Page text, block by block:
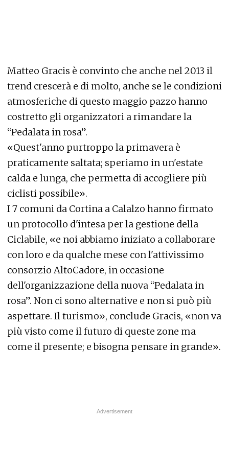
Matteo Gracis è convinto che anche nel 2013 il
trend crescerà e di molto, anche se le condizioni
atmosferiche di questo maggio pazzo hanno
costretto gli organizzatori a rimandare la
“Pedalata in rosa”.
«Quest'anno purtroppo la primavera è
praticamente saltata; speriamo in un'estate
calda e lunga, che permetta di accogliere più
ciclisti possibile».
I 7 comuni da Cortina a Calalzo hanno firmato
un protocollo d'intesa per la gestione della
Ciclabile, «e noi abbiamo iniziato a collaborare
con loro e da qualche mese con l'attivissimo
consorzio AltoCadore, in occasione
dell'organizzazione della nuova “Pedalata in
rosa”. Non ci sono alternative e non si può più
aspettare. Il turismo», conclude Gracis, «non va
più visto come il futuro di queste zone ma
come il presente; e bisogna pensare in grande».